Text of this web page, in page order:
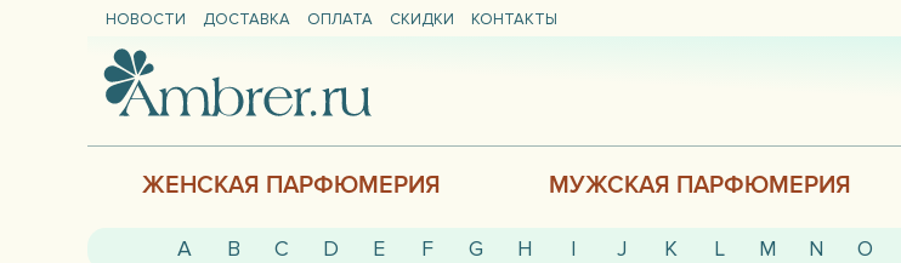
НОВОСТИ ДОСТАВКА ОПЛАТА СКИДКИ КОНТАКТЫ
ЖЕНСКАЯ ПАРФЮМЕРИЯ МУЖСКАЯ ПАРФЮМЕРИЯ
A B C D E F G H I J K L M N O